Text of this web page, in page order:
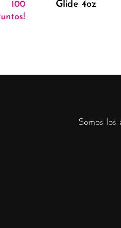
100
Glide 4oz
Somos los